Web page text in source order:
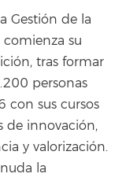
Gestión de la
su
tras formar
personas
con sus cursos
de innovación,
y valorización.
la